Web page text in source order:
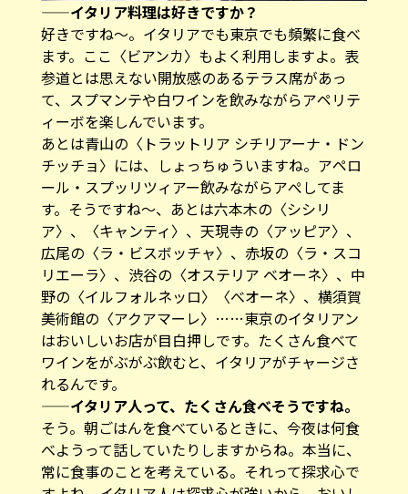
——イタリア料理は好きですか？
好きですね～。イタリアでも東京でも頻繁に食べ
ます。ここ〈ビアンカ〉もよく利用しますよ。表
参道とは思えない開放感のあるテラス席があっ
て、スプマンテや白ワインを飲みながらアペリテ
ィーボを楽しんでいます。
あとは青山の〈トラットリア シチリアーナ・ドン
チッチョ〉には、しょっちゅういますね。アペロ
ール・スプッリツィアー飲みながらアぺしてま
す。そうですね～、あとは六本木の〈シシリ
ア〉、〈キャンティ〉、天現寺の〈アッピア〉、
広尾の〈ラ・ビスボッチャ〉、赤坂の〈ラ・スコ
リエーラ〉、渋谷の〈オステリア ベオーネ〉、中
野の〈イルフォルネッロ〉〈べオーネ〉、横須賀
美術館の〈アクアマーレ〉……東京のイタリアン
はおいしいお店が目白押しです。たくさん食べて
ワインをがぶがぶ飲むと、イタリアがチャージさ
れるんです。
——イタリア人って、たくさん食べそうですね。
そう。朝ごはんを食べているときに、今夜は何食
べようって話していたりしますからね。本当に、
常に食事のことを考えている。それって探求心で